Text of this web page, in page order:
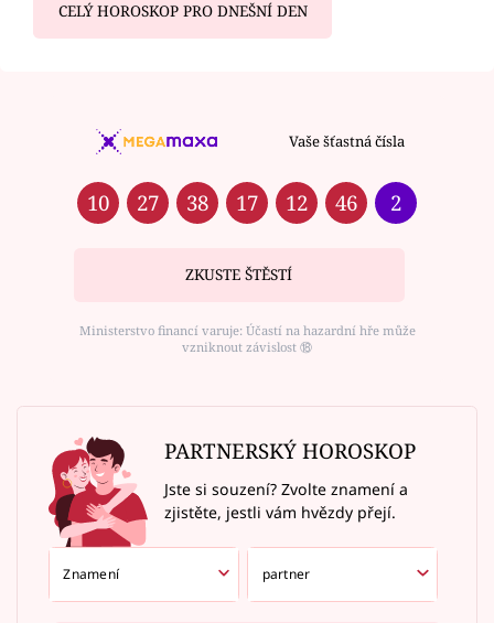
CELÝ HOROSKOP PRO DNEŠNÍ DEN
Vaše šťastná čísla
10 27 38 17 12 46 2
ZKUSTE ŠTĚSTÍ
Ministerstvo financí varuje: Účastí na hazardní hře může
vzniknout závislost ⑱
PARTNERSKÝ HOROSKOP
Jste si souzení? Zvolte znamení a
zjistěte, jestli vám hvězdy přejí.